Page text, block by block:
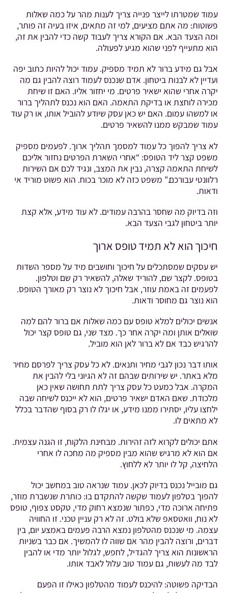
עמוד שמטרתו לייצר פנייה צריך לענות מהר על כמה שאלות
פשוטות: מה אתם מציעים, למי זה מתאים, איזו בעיה זה פותר,
ומה הצעד הבא. אם הקורא צריך לעבוד קשה כדי להבין את זה,
הוא מתעייף לפני שהוא מגיע לפעולה.
אבל גם מידע ברור לא תמיד מספיק. עמוד יכול להיות כתוב יפה
ועדיין לא לבנות ביטחון. אדם שנכנס לעמוד רוצה להבין גם מה
יקרה אחרי שהוא ישאיר פרטים. מי יחזור אליו. האם זו שיחת
מכירה לוחצת או בדיקת התאמה. האם הוא נכנס לתהליך ברור
או למשהו עמום. האם יש כאן עסק שיודע להוביל אותו, או רק עוד
עמוד שמבקש ממנו להשאיר פרטים.
לא צריך להפוך כל עמוד למסמך תהליך ארוך. לפעמים מספיק
משפט קצר ליד הטופס: “אחרי השארת הפרטים נחזור אליכם
לשיחת התאמה קצרה, נבין את המצב, ונגיד לכם אם השירות
רלוונטי עבורכם.” משפט כזה לא מוכר בכוח. הוא פשוט מוריד אי
ודאות.
וזה בדיוק מה שחסר בהרבה עמודים. לא עוד מידע, אלא קצת
יותר ביטחון לגבי הצעד הבא.
חיכוך הוא לא תמיד טופס ארוך
יש עסקים שמסתכלים על חיכוך וחושבים מיד על מספר השדות
בטופס. לקצר שם, להוריד שאלה, להשאיר רק שם וטלפון.
לפעמים זה באמת עוזר, אבל חיכוך לא נוצר רק מאורך הטופס.
הוא נוצר גם מחוסר ודאות.
אנשים יכולים למלא טופס עם כמה שאלות אם ברור להם למה
שואלים אותן ומה יקרה אחר כך. מצד שני, גם טופס קצר יכול
להרגיש כבד אם לא ברור לאן הוא מוביל.
אותו דבר נכון לגבי מחיר ותנאים. לא כל עסק צריך לפרסם מחיר
מלא באתר. יש שירותים שבהם זה לא הגיוני בלי להבין את
המקרה. אבל כמעט כל עסק צריך לתת תחושה שאין כאן
מלכודת. שאם האדם ישאיר פרטים, הוא לא ייכנס לשיחה שבה
ילחצו עליו, יסתירו ממנו מידע, או יגלו לו רק בסוף שהדבר בכלל
לא מתאים לו.
אתם יכולים לקרוא לזה זהירות. מבחינת הלקוח, זו הגנה עצמית.
אם הוא לא מרגיש שהוא מבין מספיק מה מחכה לו אחרי
הלחיצה, קל לו יותר לא ללחוץ.
גם מובייל נכנס בדיוק לכאן. עמוד שנראה טוב במחשב יכול
להפוך בטלפון לעמוד שקשה להתקדם בו: כותרת שנשברת מוזר,
פתיחה ארוכה מדי, כפתור שנמצא רחוק מדי, טקסט צפוף, טופס
לא נוח, וואטסאפ שלא בולט. זה לא רק עניין טכני. זו החוויה
עצמה. מי שנכנס מהטלפון נמצא הרבה פעמים באמצע יום, בין
דברים, ורוצה להבין מהר אם שווה לו להמשיך. אם כבר בשניות
הראשונות הוא צריך להגדיל, לחפש, לגלול יותר מדי או להבין
לבד מה לעשות, גם עמוד טוב עלול לאבד אותו.
הבדיקה פשוטה: להיכנס לעמוד מהטלפון כאילו זו הפעם